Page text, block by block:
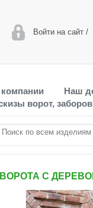
Войти на сайт/
Наш
ворот, заборов
ВОРОТА С